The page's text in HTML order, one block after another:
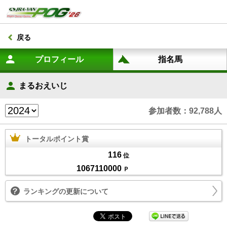
戻る
まるおえいじ
参加者数：92,788人
トータルポイント賞
116 位
1067110000 Ｐ
ランキングの更新について